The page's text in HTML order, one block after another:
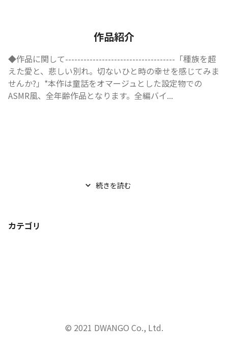
作品紹介
◆作品に関して------------------------------------「種族を超
えた愛と、悲しい別れ。切ないひと時の幸せを感じてみま
せんか?」*本作は童話をオマージュとした設定物での
ASMR風、全年齢作品となります。全編バイ...
続きを読む
カテゴリ
© 2021 DWANGO Co., Ltd.